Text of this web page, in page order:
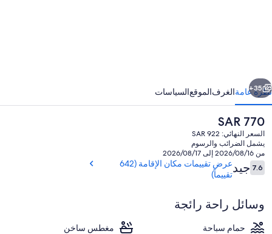
ساحة الطعام
التالي
35+
نظرة عامةالغرفالموقعالسياسات
السعر
الحالي
هو
SAR
770
SAR 770
السعر النهائي: SAR 922
يشمل الضرائب والرسوم
من 2026/08/16 إلى 2026/08/17
التقييمات
7.67.6 من 10جيد
عرض تقييمات مكان الإقامة (642
تقييماً)
وسائل راحة رائجة
حمام سباحة
مغطس ساخن